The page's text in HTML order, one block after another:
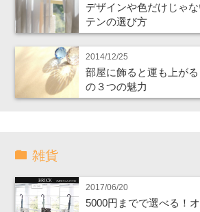
デザインや色だけじゃ
テンの選び方
2014/12/25
部屋に飾ると運も上が
の３つの魅力
雑貨
2017/06/20
5000円までで選べる！